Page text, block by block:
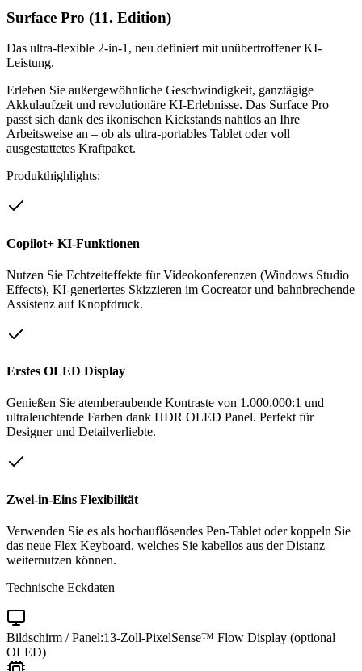
Surface Pro (11. Edition)
Das ultra-flexible 2-in-1, neu definiert mit unübertroffener KI-
Leistung.
Erleben Sie außergewöhnliche Geschwindigkeit, ganztägige
Akkulaufzeit und revolutionäre KI-Erlebnisse. Das Surface Pro
passt sich dank des ikonischen Kickstands nahtlos an Ihre
Arbeitsweise an – ob als ultra-portables Tablet oder voll
ausgestattetes Kraftpaket.
Produkthighlights:
Copilot+ KI-Funktionen
Nutzen Sie Echtzeiteffekte für Videokonferenzen (Windows Studio
Effects), KI-generiertes Skizzieren im Cocreator und bahnbrechende
Assistenz auf Knopfdruck.
Erstes OLED Display
Genießen Sie atemberaubende Kontraste von 1.000.000:1 und
ultraleuchtende Farben dank HDR OLED Panel. Perfekt für
Designer und Detailverliebte.
Zwei-in-Eins Flexibilität
Verwenden Sie es als hochauflösendes Pen-Tablet oder koppeln Sie
das neue Flex Keyboard, welches Sie kabellos aus der Distanz
weiternutzen können.
Technische Eckdaten
Bildschirm / Panel:13-Zoll-PixelSense™ Flow Display (optional
OLED)